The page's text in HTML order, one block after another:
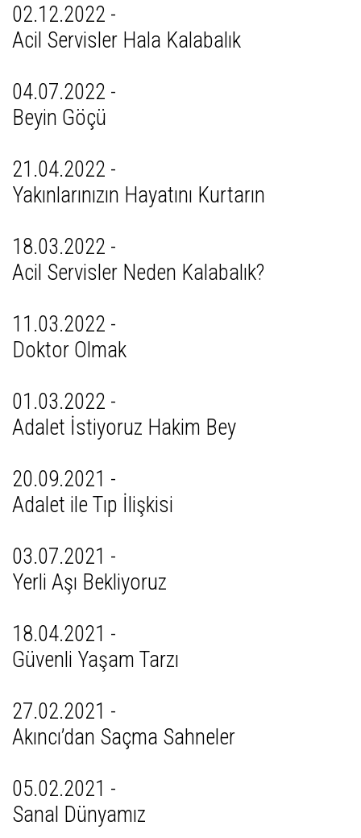
02.12.2022 -
Acil Servisler Hala Kalabalık
04.07.2022 -
Beyin Göçü
21.04.2022 -
Yakınlarınızın Hayatını Kurtarın
18.03.2022 -
Acil Servisler Neden Kalabalık?
11.03.2022 -
Doktor Olmak
01.03.2022 -
Adalet İstiyoruz Hakim Bey
20.09.2021 -
Adalet ile Tıp İlişkisi
03.07.2021 -
Yerli Aşı Bekliyoruz
18.04.2021 -
Güvenli Yaşam Tarzı
27.02.2021 -
Akıncı’dan Saçma Sahneler
05.02.2021 -
Sanal Dünyamız